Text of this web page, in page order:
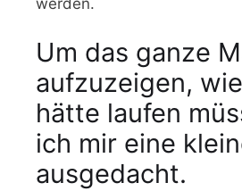
Um das ganze
aufzuzeigen,
hätte laufen
ich mir eine
ausgedacht.